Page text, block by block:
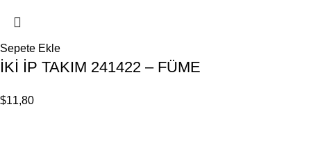
Sepete Ekle
İKİ İP TAKIM 241422 – FÜME
$11,80